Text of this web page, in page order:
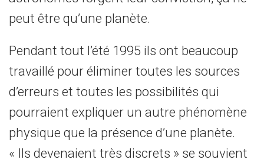
peut être qu’une planète.
Pendant tout l’été 1995 ils ont beaucoup
travaillé pour éliminer toutes les sources
d’erreurs et toutes les possibilités qui
pourraient expliquer un autre phénomène
physique que la présence d’une planète.
« Ils devenaient très discrets » se souvient